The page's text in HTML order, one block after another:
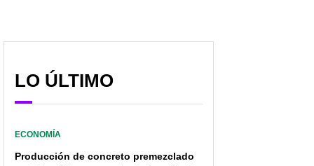
LO ÚLTIMO
ECONOMÍA
Producción de concreto premezclado